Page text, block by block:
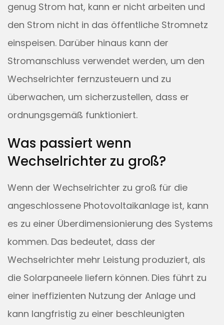
genug Strom hat, kann er nicht arbeiten und
den Strom nicht in das öffentliche Stromnetz
einspeisen. Darüber hinaus kann der
Stromanschluss verwendet werden, um den
Wechselrichter fernzusteuern und zu
überwachen, um sicherzustellen, dass er
ordnungsgemäß funktioniert.
Was passiert wenn
Wechselrichter zu groß?
Wenn der Wechselrichter zu groß für die
angeschlossene Photovoltaikanlage ist, kann
es zu einer Überdimensionierung des Systems
kommen. Das bedeutet, dass der
Wechselrichter mehr Leistung produziert, als
die Solarpaneele liefern können. Dies führt zu
einer ineffizienten Nutzung der Anlage und
kann langfristig zu einer beschleunigten